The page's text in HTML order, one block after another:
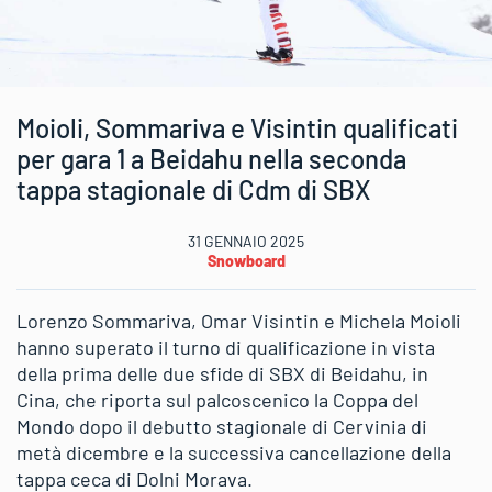
Moioli, Sommariva e Visintin qualificati
per gara 1 a Beidahu nella seconda
tappa stagionale di Cdm di SBX
31 GENNAIO 2025
Snowboard
Lorenzo Sommariva, Omar Visintin e Michela Moioli
hanno superato il turno di qualificazione in vista
della prima delle due sfide di SBX di Beidahu, in
Cina, che riporta sul palcoscenico la Coppa del
Mondo dopo il debutto stagionale di Cervinia di
metà dicembre e la successiva cancellazione della
tappa ceca di Dolni Morava.